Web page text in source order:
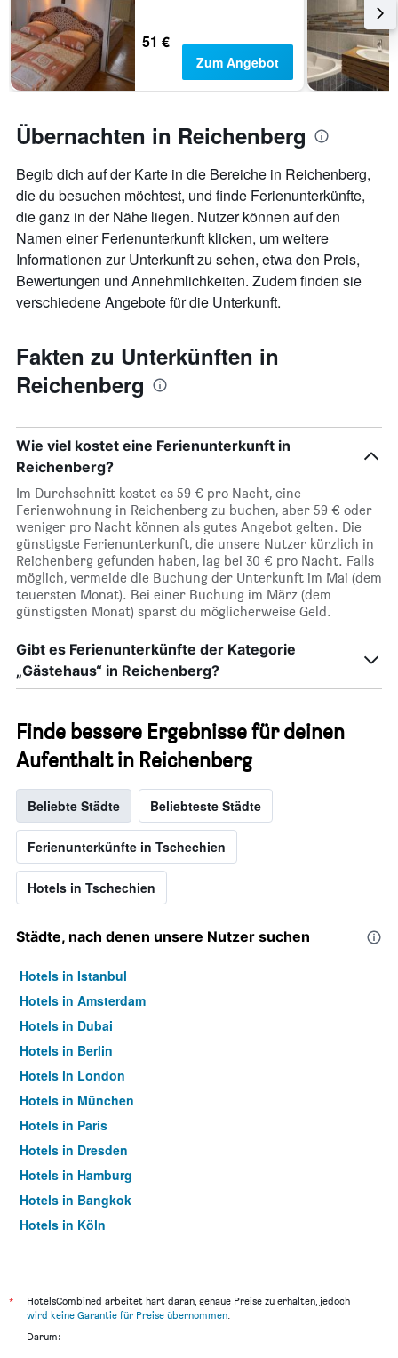
51 €
Zum Angebot
Übernachten in Reichenberg
Begib dich auf der Karte in die Bereiche in Reichenberg,
die du besuchen möchtest, und finde Ferienunterkünfte,
die ganz in der Nähe liegen. Nutzer können auf den
Namen einer Ferienunterkunft klicken, um weitere
Informationen zur Unterkunft zu sehen, etwa den Preis,
Bewertungen und Annehmlichkeiten. Zudem finden sie
verschiedene Angebote für die Unterkunft.
Fakten zu Unterkünften in
Reichenberg
Wie viel kostet eine Ferienunterkunft in
Reichenberg?
Im Durchschnitt kostet es 59 € pro Nacht, eine
Ferienwohnung in Reichenberg zu buchen, aber 59 € oder
weniger pro Nacht können als gutes Angebot gelten. Die
günstigste Ferienunterkunft, die unsere Nutzer kürzlich in
Reichenberg gefunden haben, lag bei 30 € pro Nacht. Falls
möglich, vermeide die Buchung der Unterkunft im Mai (dem
teuersten Monat). Bei einer Buchung im März (dem
günstigsten Monat) sparst du möglicherweise Geld.
Gibt es Ferienunterkünfte der Kategorie
„Gästehaus“ in Reichenberg?
Finde bessere Ergebnisse für deinen
Aufenthalt in Reichenberg
Beliebte Städte Beliebteste Städte
Ferienunterkünfte in Tschechien
Hotels in Tschechien
Städte, nach denen unsere Nutzer suchen
Hotels in Istanbul
Hotels in Amsterdam
Hotels in Dubai
Hotels in Berlin
Hotels in London
Hotels in München
Hotels in Paris
Hotels in Dresden
Hotels in Hamburg
Hotels in Bangkok
Hotels in Köln
*
HotelsCombined arbeitet hart daran, genaue Preise zu erhalten, jedoch
wird keine Garantie für Preise übernommen.
Darum: